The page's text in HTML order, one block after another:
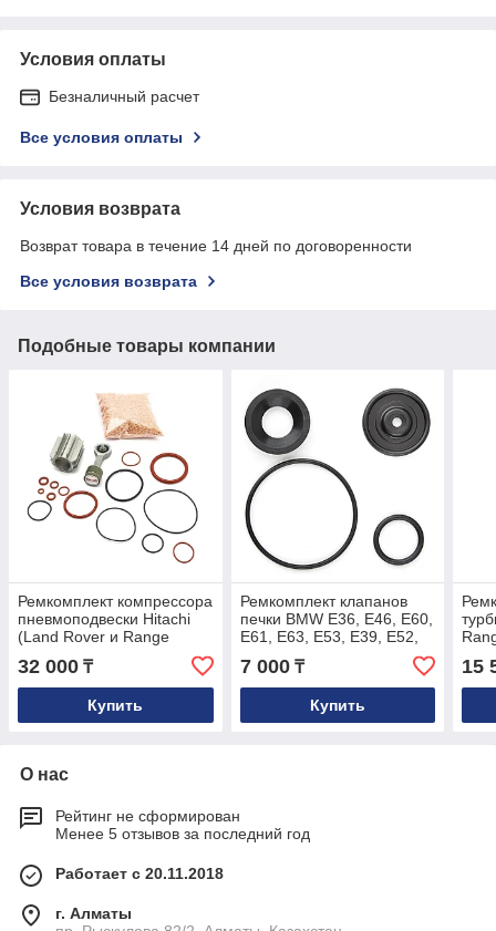
Условия оплаты
Безналичный расчет
Все условия оплаты
Условия возврата
Возврат товара в течение 14 дней по договоренности
Все условия возврата
Подобные товары компании
Ремкомплект компрессора
пневмоподвески Hitachi
(Land Rover и Range
32 000 ₸
Купить
Ремкомплект клапанов
печки BMW E36, E46, E60,
E61, E63, E53, E39, E52,
E83, Z3, E90, E70, E71
7 000₸
Купить
15
О нас
Рейтинг не сформирован
Менее 5 отзывов за последний год
Работает с 20.11.2018
г. Алматы